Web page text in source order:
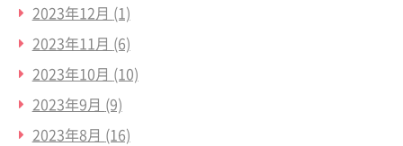
2023年12月 (1)
2023年11月 (6)
2023年10月 (10)
2023年9月 (9)
2023年8月 (16)